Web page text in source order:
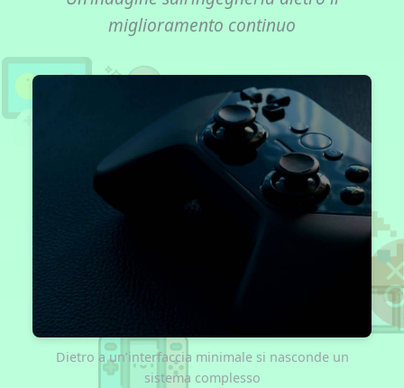
miglioramento continuo
Dietro a un’interfaccia minimale si nasconde un
sistema complesso